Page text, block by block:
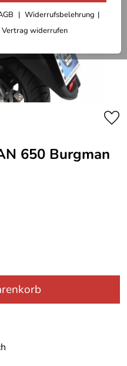
Widerrufsbelehrung
Vertrag widerrufen
650 Burgman